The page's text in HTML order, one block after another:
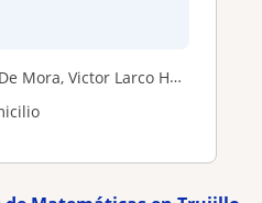
Larco Herrera, La Esperanza